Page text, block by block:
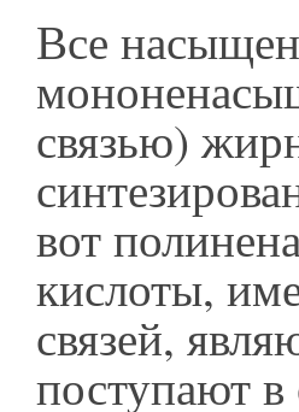
Все
связью)
вот
кислоты,
связей,
поступают